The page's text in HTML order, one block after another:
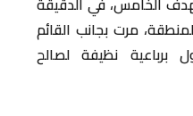
مرت بجانب القائم
برباعية نظيفة لصالح